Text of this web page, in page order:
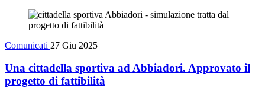
Comunicati 27 Giu 2025
Una cittadella sportiva ad Abbiadori. Approvato il
progetto di fattibilità